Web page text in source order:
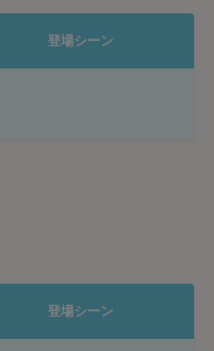
登場シーン
登場シーン